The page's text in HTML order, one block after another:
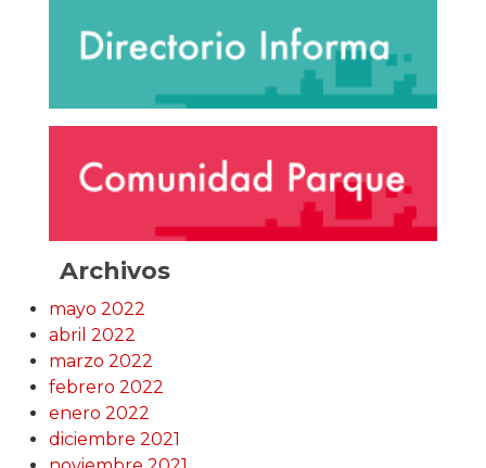
Archivos
mayo 2022
abril 2022
marzo 2022
febrero 2022
enero 2022
diciembre 2021